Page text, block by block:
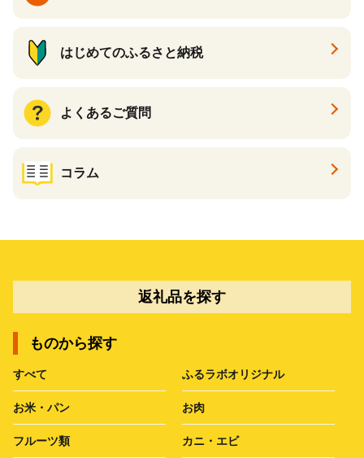
はじめてのふるさと納税
よくあるご質問
コラム
返礼品を探す
ものから探す
すべて ふるラボオリジナル
お米・パン お肉
フルーツ類 カニ・エビ